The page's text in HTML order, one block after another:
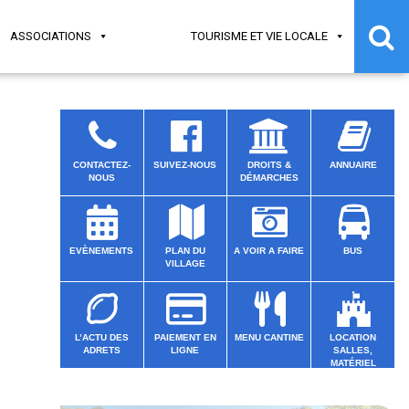
ASSOCIATIONS TOURISME ET VIE LOCALE
CONTACTEZ-
NOUS
SUIVEZ-NOUS
DROITS &
DÉMARCHES
ANNUAIRE
EVÈNEMENTS
PLAN DU
VILLAGE
A VOIR A FAIRE BUS
L’ACTU DES
ADRETS
PAIEMENT EN
LIGNE
MENU CANTINE
LOCATION
SALLES,
MATÉRIEL